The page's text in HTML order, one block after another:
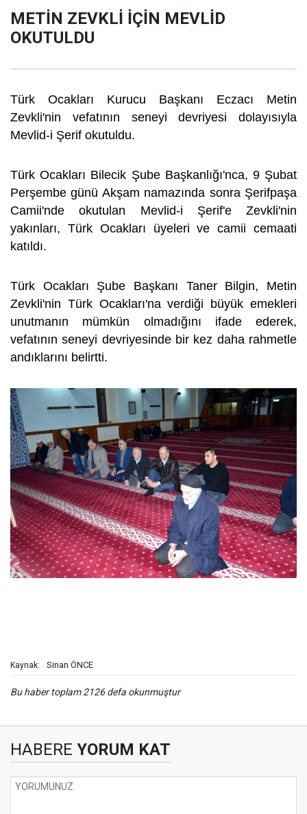
METİN ZEVKLİ İÇİN MEVLİD
OKUTULDU
Türk Ocakları Kurucu Başkanı Eczacı Metin
Zevkli'nin vefatının seneyi devriyesi dolayısıyla
Mevlid-i Şerif okutuldu.
Türk Ocakları Bilecik Şube Başkanlığı'nca, 9 Şubat
Perşembe günü Akşam namazında sonra Şerifpaşa
Camii'nde okutulan Mevlid-i Şerif'e Zevkli'nin
yakınları, Türk Ocakları üyeleri ve camii cemaati
katıldı.
Türk Ocakları Şube Başkanı Taner Bilgin, Metin
Zevkli'nin Türk Ocakları'na verdiği büyük emekleri
unutmanın mümkün olmadığını ifade ederek,
vefatının seneyi devriyesinde bir kez daha rahmetle
andıklarını belirtti.
Kaynak: Sinan ÖNCE
Bu haber toplam 2126 defa okunmuştur
HABERE YORUM KAT